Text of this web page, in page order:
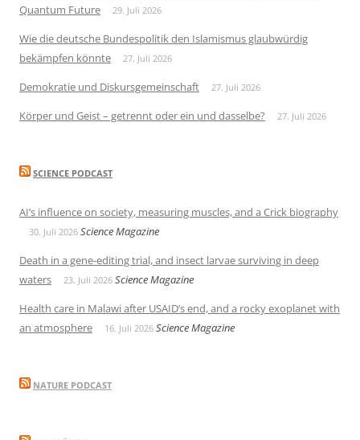
Quantum Future
29. Juli 2026
Wie die deutsche Bundespolitik den Islamismus glaubwürdig
bekämpfen könnte
27. Juli 2026
Demokratie und Diskursgemeinschaft 27. Juli 2026
Körper und Geist – getrennt oder ein und dasselbe? 27. Juli 2026
SCIENCE PODCAST
AI’s influence on society, measuring muscles, and a Crick biography
30. Juli 2026 Science Magazine
Death in a gene-editing trial, and insect larvae surviving in deep
waters
23. Juli 2026 Science Magazine
Health care in Malawi after USAID’s end, and a rocky exoplanet with
an atmosphere
16. Juli 2026 Science Magazine
NATURE PODCAST